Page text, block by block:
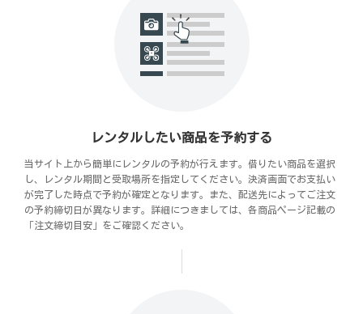
レンタルしたい商品を予約する
当サイト上から簡単にレンタルの予約が行えます。借りたい商品を選択
し、レンタル期間と受取場所を指定してください。決済画面でお支払い
が完了した時点で予約が確定となります。また、配送先によってご注文
の予約締切日が異なります。詳細につきましては、各商品ページ記載の
「注文締切目安」をご確認ください。